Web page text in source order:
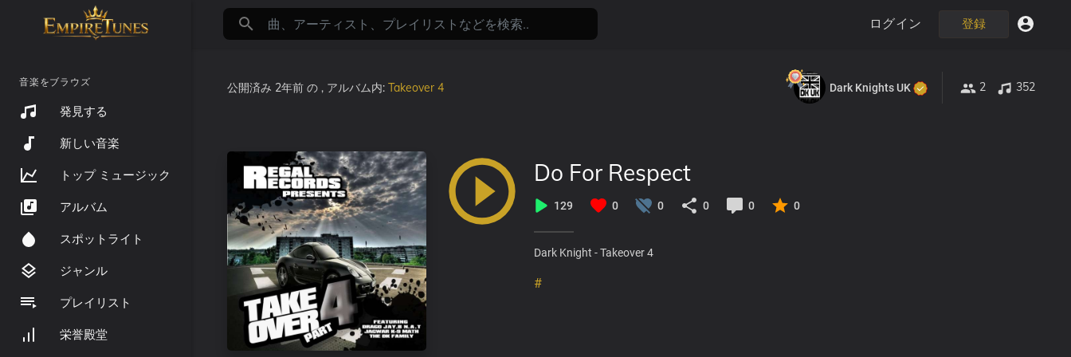
音楽をブラウズ
発見する
新しい音楽
トップ ミュージック
アルバム
スポットライト
ジャンル
プレイリスト
栄誉殿堂
ログイン 登録
公開済み 2年前 の , アルバム内: Takeover 4 Dark Knights UK 2 352
Do For Respect
129 0 0 0 0 0
Dark Knight - Takeover 4
#